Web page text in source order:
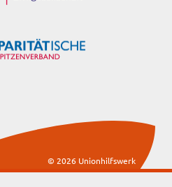
© 2026 Unionhilfswerk